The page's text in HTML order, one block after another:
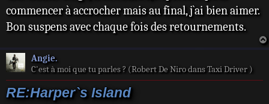
g
commencer à accrocher mais au final, j`ai bien aimer.
Bon suspens avec chaque fois des retournements.
Angie.
C'est à moi que tu parles ? (Robert De Niro dans Taxi Driver )
RE:Harper`s Island